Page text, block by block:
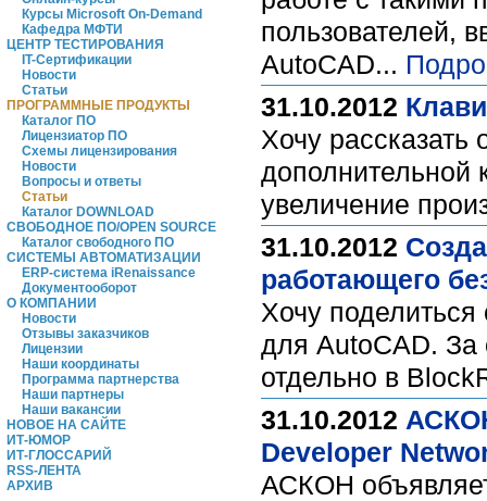
Курсы Microsoft On-Demand
Кафедра МФТИ
ЦЕНТР ТЕСТИРОВАНИЯ
IT-Сертификации
Новости
Статьи
ПРОГРАММНЫЕ ПРОДУКТЫ
Каталог ПО
Лицензиатор ПО
Схемы лицензирования
Новости
Вопросы и ответы
Статьи
Каталог DOWNLOAD
СВОБОДНОЕ ПО/OPEN SOURCE
Каталог свободного ПО
СИСТЕМЫ АВТОМАТИЗАЦИИ
ERP-система iRenaissance
Документооборот
О КОМПАНИИ
Новости
Отзывы заказчиков
Лицензии
Наши координаты
Программа партнерства
Наши партнеры
Наши вакансии
НОВОЕ НА САЙТЕ
ИТ-ЮМОР
ИТ-ГЛОССАРИЙ
RSS-ЛЕНТА
АРХИВ
пользователей,
AutoCAD...
31.10.2012
Хочу
дополнительной
увеличение
31.10.2012
работающего
Хочу
для AutoCAD. За
отдельно в
31.10.2012
Developer
АСКОН объявляет